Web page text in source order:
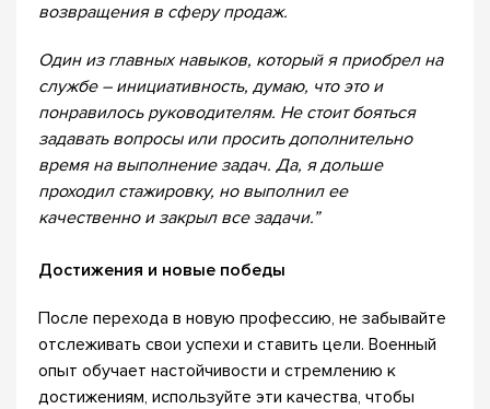
возвращения в сферу продаж.
Один из главных навыков, который я приобрел на
службе – инициативность, думаю, что это и
понравилось руководителям. Не стоит бояться
задавать вопросы или просить дополнительно
время на выполнение задач. Да, я дольше
проходил стажировку, но выполнил ее
качественно и закрыл все задачи.”
Достижения и новые победы
После перехода в новую профессию, не забывайте
отслеживать свои успехи и ставить цели. Военный
опыт обучает настойчивости и стремлению к
достижениям, используйте эти качества, чтобы